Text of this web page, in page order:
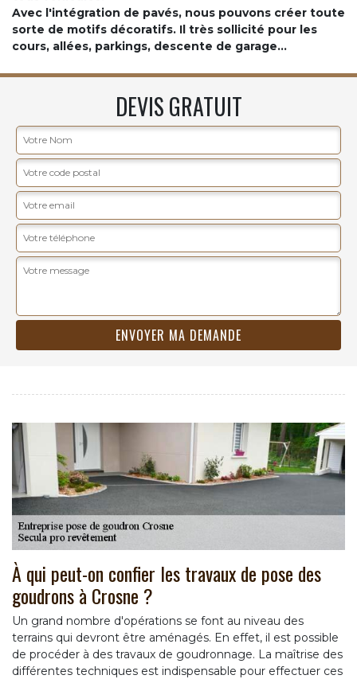
Avec l'intégration de pavés, nous pouvons créer toute
sorte de motifs décoratifs. Il très sollicité pour les
cours, allées, parkings, descente de garage...
DEVIS GRATUIT
À qui peut-on confier les travaux de pose des
goudrons à Crosne ?
Un grand nombre d'opérations se font au niveau des
terrains qui devront être aménagés. En effet, il est possible
de procéder à des travaux de goudronnage. La maîtrise des
différentes techniques est indispensable pour effectuer ces